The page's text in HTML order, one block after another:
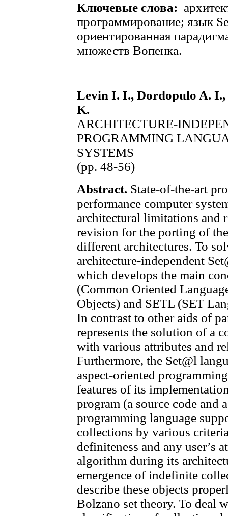
Ключевые слова:
программирование; язык
ориентированная
множеств Вопенка.
Levin I. I., Dordopulo A.
K.
ARCHITECTURE-
PROGRAMMING
SYSTEMS
(pp. 48-56)
Abstract. State-of-the-art
performance computer
architectural limitations and
revision for the porting of
different architectures. To
architecture-independent
which develops the main
(Common Oriented
Objects) and SETL (SET
In contrast to other aids of
represents the solution of a
with various attributes and
Furthermore, the Set@l
aspect-oriented
features of its
program (a source code and
programming language
collections by various
definiteness and any user’s
algorithm during its
emergence of indefinite
describe these objects
Bolzano set theory. To deal